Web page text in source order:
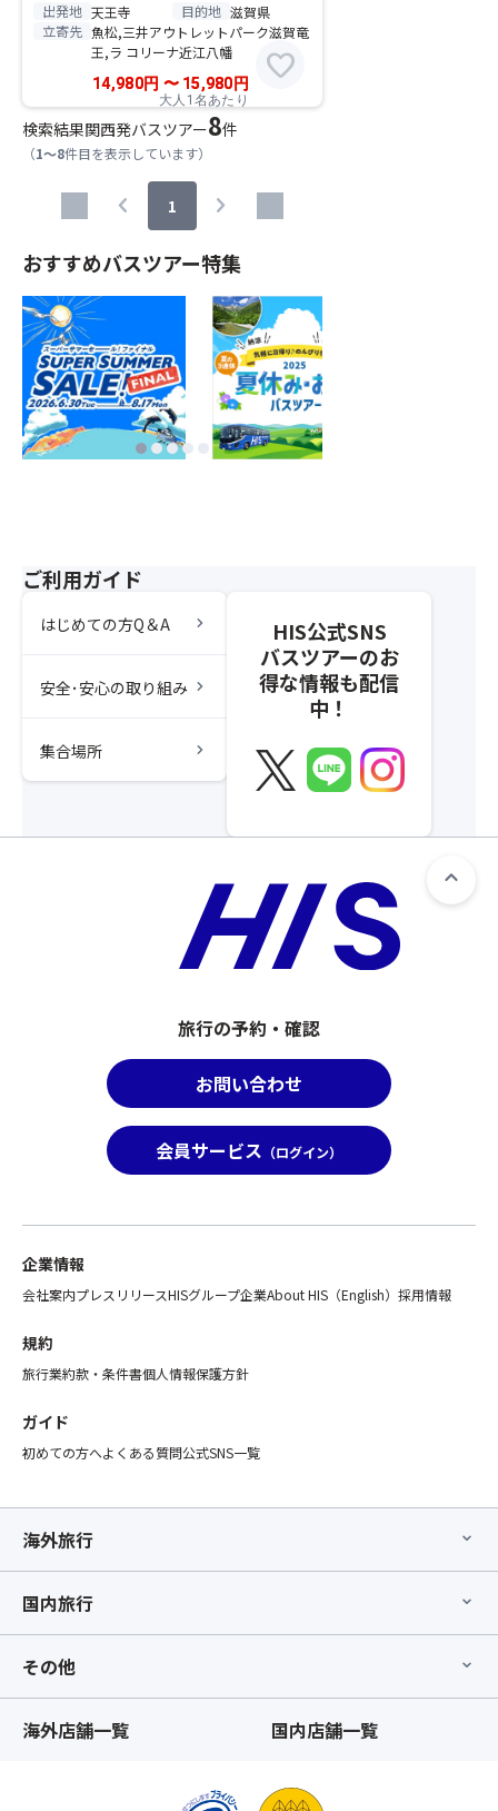
出発地 天王寺 目的地 滋賀県
立寄先 魚松,三井アウトレットパーク滋賀竜
王,ラ コリーナ近江八幡
14,980円 〜15,980 円
大人1名あたり
favorite
検索結果関西発バスツアー8件
（1～8件目を表示しています）
chevron_left 1 chevron_right
おすすめバスツアー特集
ご利用ガイド
はじめての方Q＆A chevron_right
安全･安心の取り組み chevron_right
集合場所 chevron_right
HIS公式SNS
バスツアーのお
得な情報も配信
中！
旅行の予約・確認
お問い合わせ
会員サービス （ログイン）
企業情報
会社案内プレスリリースHISグループ企業About HIS（English） 採用情報
規約
旅行業約款・条件書個人情報保護方針
ガイド
初めての方へよくある質問公式SNS一覧
海外旅行
国内旅行
その他
海外店舗一覧 国内店舗一覧